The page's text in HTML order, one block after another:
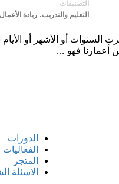
التصنيفات
التعليم والتدريب,ريادة الأعمال
السنوات أو الأشهر أو
أعمارنا فهو …
الدورات
الفعاليات
المتجر
الاسئلة